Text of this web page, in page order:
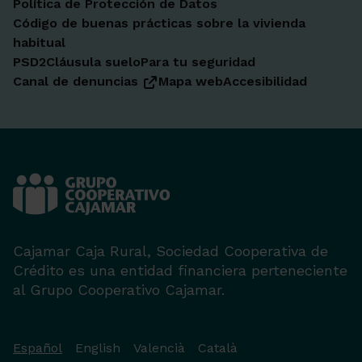
Política de Protección de Datos
Código de buenas prácticas sobre la vivienda
habitual
PSD2Cláusula sueloPara tu seguridad
Canal de denuncias
Mapa webAccesibilidad
Cajamar Caja Rural, Sociedad Cooperativa de
Crédito es una entidad financiera perteneciente
al Grupo Cooperativo Cajamar.
Español English Valencià Català